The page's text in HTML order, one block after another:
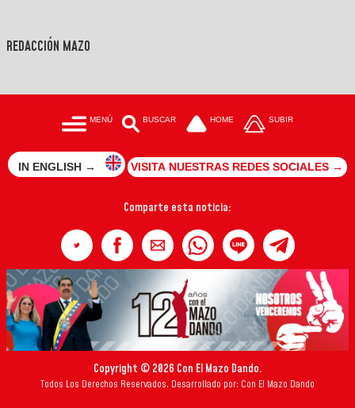
REDACCIÓN MAZO
MENÚ BUSCAR HOME SUBIR
IN ENGLISH → VISITA NUESTRAS REDES SOCIALES →
Comparte esta noticia:
Copyright © 2026 Con El Mazo Dando.
Todos Los Derechos Reservados. Desarrollado por: Con El Mazo Dando